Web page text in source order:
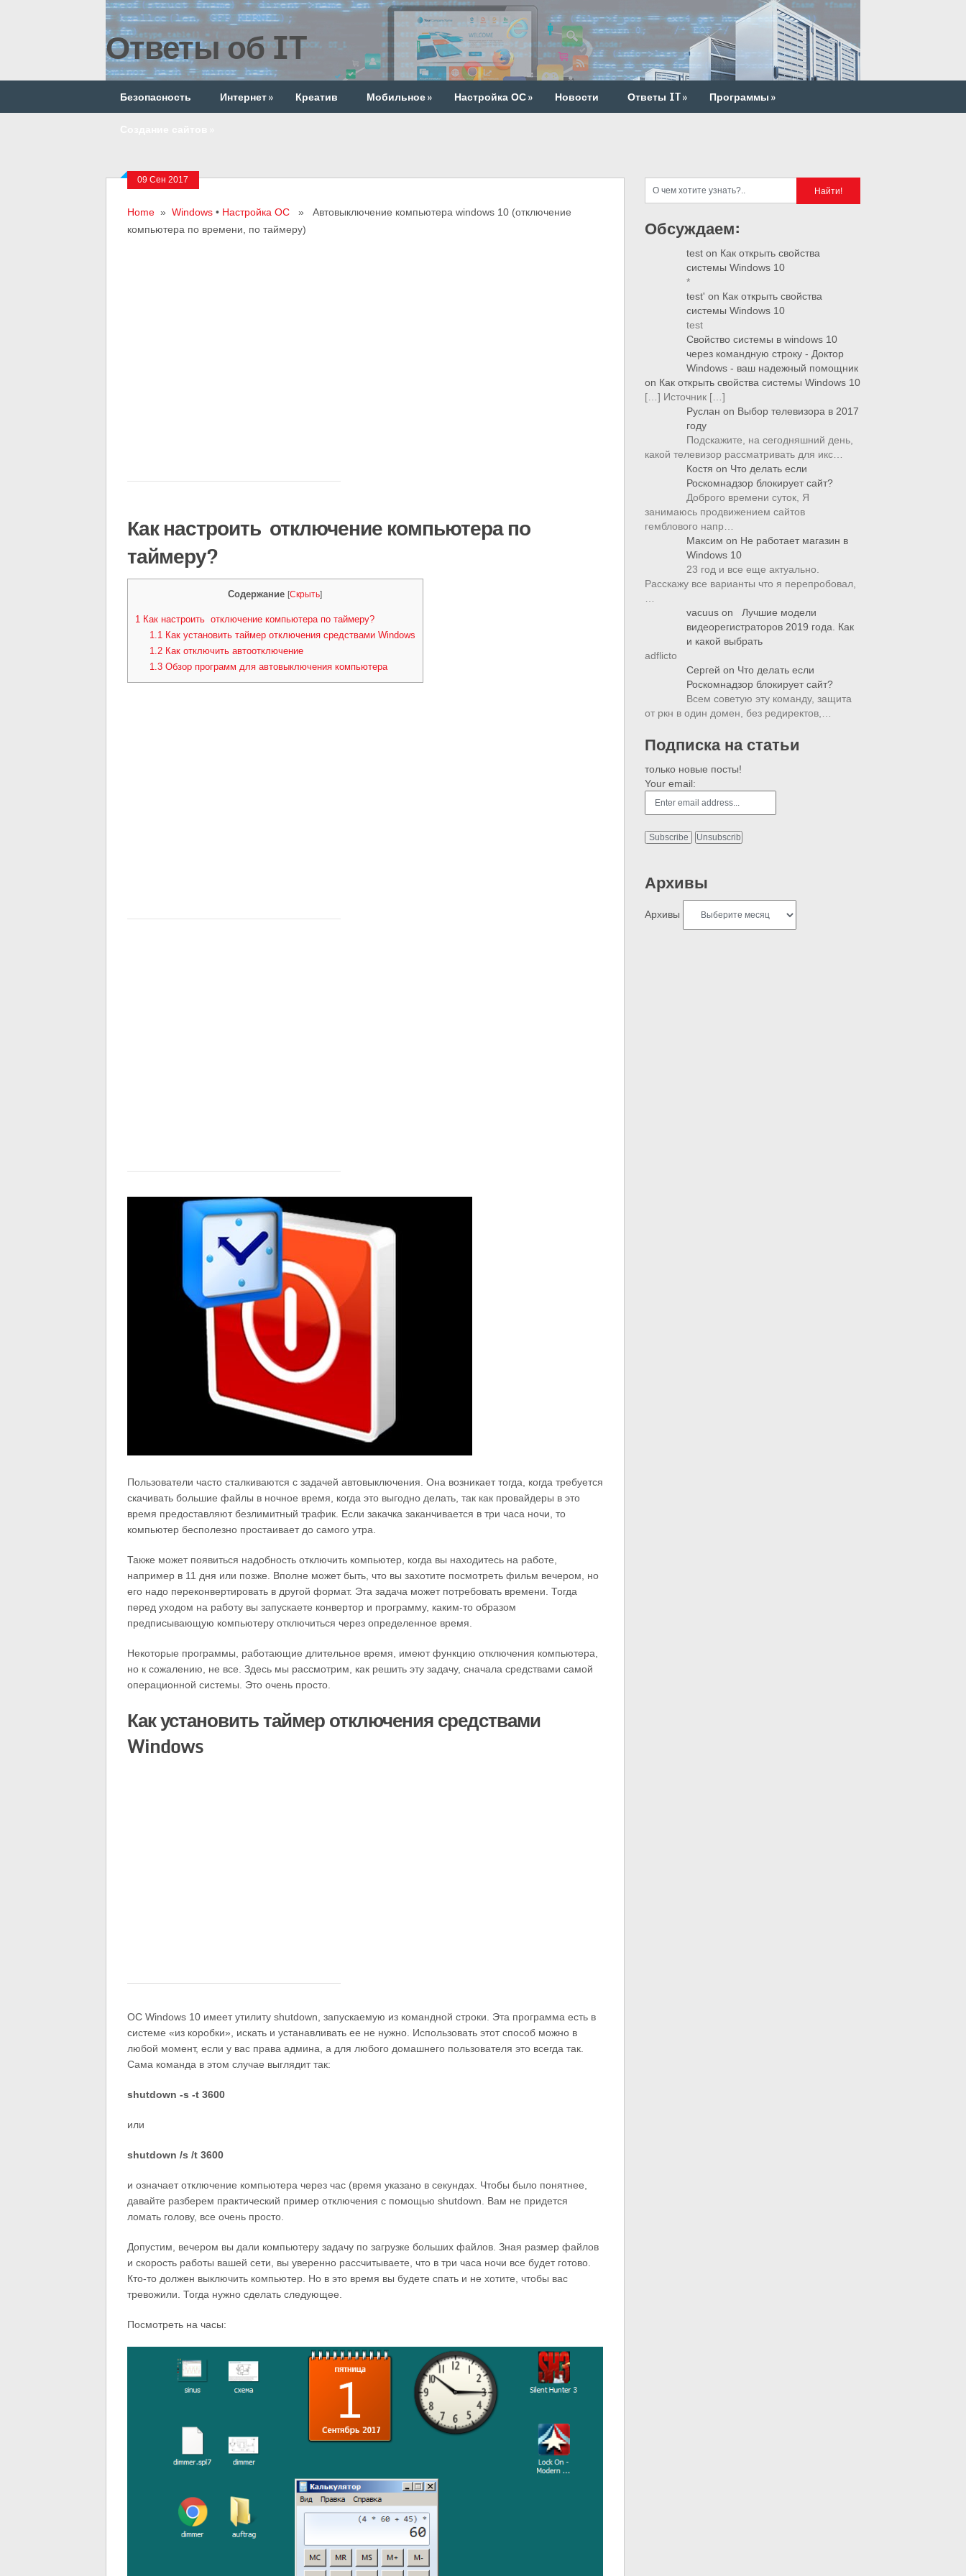
Ответы об IT
Безопасность Интернет» Креатив Мобильное» Настройка ОС» Новости Ответы IT» Программы»
09 Сен 2017
Home» Windows• Настройка ОС» Автовыключение компьютера windows 10 (отключение
компьютера по времени, по таймеру)
Как настроить отключение компьютера по
таймеру?
Содержание [Скрыть]
1Как настроить отключение компьютера по таймеру?
1.1Как установить таймер отключения средствами Windows
1.2Как отключить автоотключение
1.3Обзор программ для автовыключения компьютера
Пользователи часто сталкиваются с задачей автовыключения. Она возникает тогда, когда требуется
скачивать большие файлы в ночное время, когда это выгодно делать, так как провайдеры в это
время предоставляют безлимитный трафик. Если закачка заканчивается в три часа ночи, то
компьютер бесполезно простаивает до самого утра.
Также может появиться надобность отключить компьютер, когда вы находитесь на работе,
например в 11 дня или позже. Вполне может быть, что вы захотите посмотреть фильм вечером, но
его надо переконвертировать в другой формат. Эта задача может потребовать времени. Тогда
перед уходом на работу вы запускаете конвертор и программу, каким-то образом
предписывающую компьютеру отключиться через определенное время.
Некоторые программы, работающие длительное время, имеют функцию отключения компьютера,
но к сожалению, не все. Здесь мы рассмотрим, как решить эту задачу, сначала средствами самой
операционной системы. Это очень просто.
Как установить таймер отключения средствами
Windows
ОС Windows 10 имеет утилиту shutdown, запускаемую из командной строки. Эта программа есть в
системе «из коробки», искать и устанавливать ее не нужно. Использовать этот способ можно в
любой момент, если у вас права админа, а для любого домашнего пользователя это всегда так.
Сама команда в этом случае выглядит так:
shutdown -s -t 3600
или
shutdown /s /t 3600
и означает отключение компьютера через час (время указано в секундах. Чтобы было понятнее,
давайте разберем практический пример отключения с помощью shutdown. Вам не придется
ломать голову, все очень просто.
Допустим, вечером вы дали компьютеру задачу по загрузке больших файлов. Зная размер файлов
и скорость работы вашей сети, вы уверенно рассчитываете, что в три часа ночи все будет готово.
Кто-то должен выключить компьютер. Но в это время вы будете спать и не хотите, чтобы вас
тревожили. Тогда нужно сделать следующее.
Посмотреть на часы:
Обсуждаем:
test on Как открыть свойства
системы Windows 10
*
test' on Как открыть свойства
системы Windows 10
test
Свойство системы в windows 10
через командную строку - Доктор
Windows - ваш надежный помощник
on Как открыть свойства системы Windows 10
[…] Источник […]
Руслан on Выбор телевизора в 2017
году
Подскажите, на сегодняшний день,
какой телевизор рассматривать для икс…
Костя on Что делать если
Роскомнадзор блокирует сайт?
Доброго времени суток, Я
занимаюсь продвижением сайтов
гемблового напр…
Максим on Не работает магазин в
Windows 10
23 год и все еще актуально.
Расскажу все варианты что я перепробовал,
vacuus on
Лучшие модели
видеорегистраторов 2019 года. Как
и какой выбрать
adflicto
Сергей on Что делать если
Роскомнадзор блокирует сайт?
Всем советую эту команду, защита
от ркн в один домен, без редиректов,…
Подписка на статьи
только новые посты!
Your email:
Архивы
Архивы